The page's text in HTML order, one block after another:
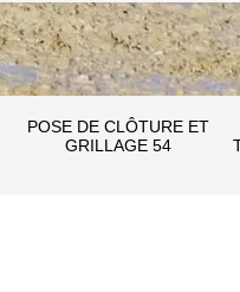
POSE DE CLÔTURE ET
GRILLAGE 54